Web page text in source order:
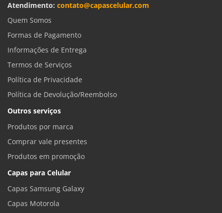
Atendimento: contato@capascelular.com
Quem Somos
Formas de Pagamento
Informações de Entrega
Termos de Serviços
Política de Privacidade
Política de Devolução/Reembolso
Outros serviços
Produtos por marca
Comprar vale presentes
Produtos em promoção
Capas para Celular
Capas Samsung Galaxy
Capas Motorola